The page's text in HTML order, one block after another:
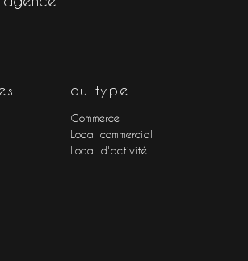
du type
Commerce
Local commercial
Local d'activité